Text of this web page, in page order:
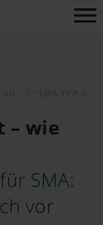
– wie
SMA:
vor